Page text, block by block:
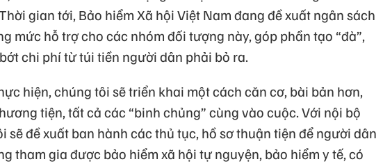
gian tới, Bảo hiểm Xã hội Việt Nam đang đề xuất ngân sách
mức hỗ trợ cho các nhóm đối tượng này, góp phần tạo “đà”,
chi phí từ túi tiền người dân phải bỏ ra.
hiện, chúng tôi sẽ triển khai một cách căn cơ, bài bản hơn,
tiện, tất cả các “binh chủng” cùng vào cuộc. Với nội bộ
sẽ đề xuất ban hành các thủ tục, hồ sơ thuận tiện để người dân
tham gia được bảo hiểm xã hội tự nguyện, bảo hiểm y tế, có